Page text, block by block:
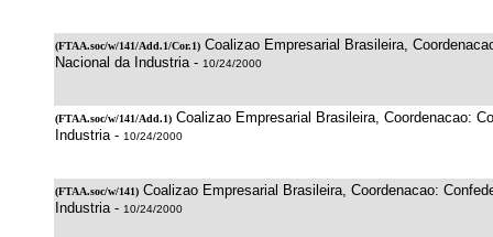
(FTAA.soc/w/141/Add.1/Cor.1) Coalizao Empresarial Brasileira,
Nacional da Industria - 10/24/2000
(FTAA.soc/w/141/Add.1) Coalizao Empresarial Brasileira, Coordenacao:
Industria - 10/24/2000
(FTAA.soc/w/141) Coalizao Empresarial Brasileira, Coordenacao:
Industria - 10/24/2000